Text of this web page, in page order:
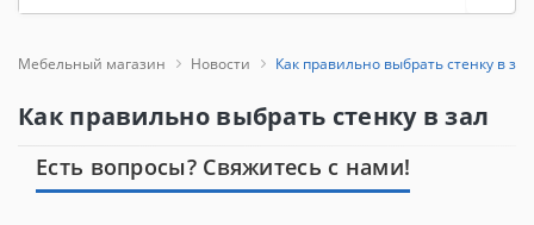
Мебельный магазин Новости Как правильно выбрать стенку в зал
Как правильно выбрать стенку в зал
Есть вопросы? Свяжитесь с нами!